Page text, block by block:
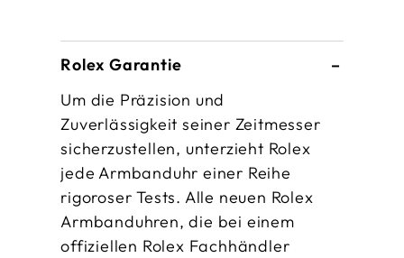
Rolex Garantie
Um die Präzision und
Zuverlässigkeit seiner Zeitmesser
sicherzustellen, unterzieht Rolex
jede Armbanduhr einer Reihe
rigoroser Tests. Alle neuen Rolex
Armbanduhren, die bei einem
offiziellen Rolex Fachhändler